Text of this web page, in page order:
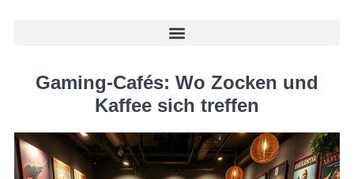
Gaming-Cafés: Wo Zocken und
Kaffee sich treffen